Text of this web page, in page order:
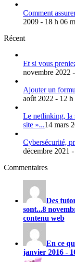
Comment
2009 - 18 h 06
Récent
Et si vous
novembre 2022
Ajouter un
août 2022 - 12 h
Le netlinking, la
site »...14 mars
Cybersécurité,
décembre 2021
Commentaires
Des
sont...8
contenu web
En ce
janvier 2016 -